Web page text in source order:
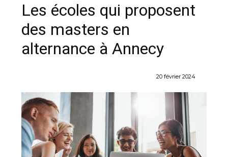
Les écoles qui proposent
des masters en
alternance à Annecy
20 février 2024